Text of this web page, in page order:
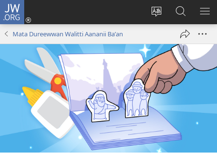
JW.ORG
Afaan
weebsaayitii
Gali
(opens
JW.ORG
Irraa
Barbaadi
Mata Dureewwan Walitti Aananii Baʼan